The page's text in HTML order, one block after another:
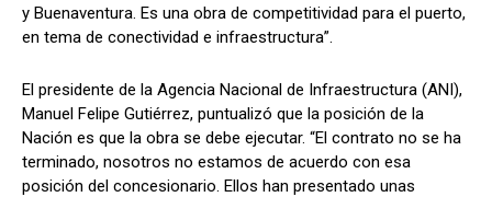
y Buenaventura. Es una obra de competitividad para el puerto,
en tema de conectividad e infraestructura”.
El presidente de la Agencia Nacional de Infraestructura (ANI),
Manuel Felipe Gutiérrez, puntualizó que la posición de la
Nación es que la obra se debe ejecutar. “El contrato no se ha
terminado, nosotros no estamos de acuerdo con esa
posición del concesionario. Ellos han presentado unas